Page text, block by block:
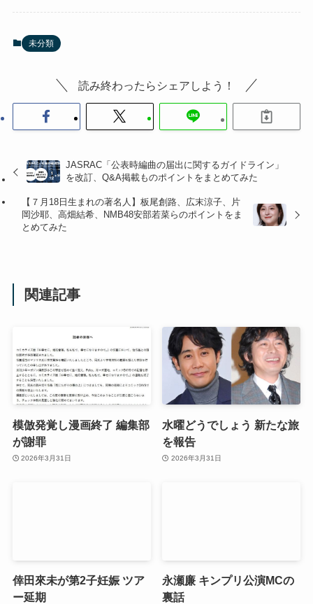
未分類
読み終わったらシェアしよう！
JASRAC「公表時編曲の届出に関するガイドライン」
を改訂、Q&A掲載ものポイントをまとめてみた
【７月18日生まれの著名人】板尾創路、広末涼子、片
岡沙耶、高畑結希、NMB48安部若菜らのポイントをま
とめてみた
関連記事
模倣発覚し漫画終了 編集部
が謝罪
2026年3月31日
水曜どうでしょう 新たな旅
を報告
2026年3月31日
倖田來未が第2子妊娠 ツア
ー延期
永瀬廉 キンプリ公演MCの
裏話